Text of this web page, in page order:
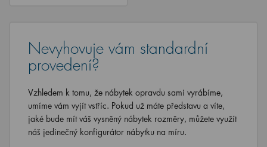
Nevyhovuje vám standardní
provedení?
Vzhledem k tomu, že nábytek opravdu sami vyrábíme,
umíme vám vyjít vstříc. Pokud už máte představu a víte,
jaké bude mít váš vysněný nábytek rozměry, můžete využít
náš jedinečný konfigurátor nábytku na míru.